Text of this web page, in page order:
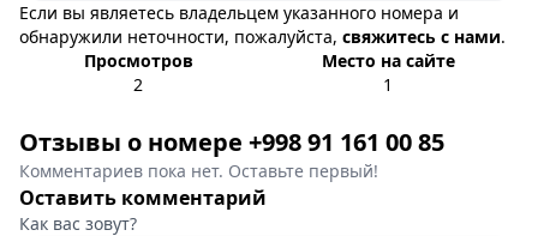
Если вы являетесь владельцем указанного номера и
обнаружили неточности, пожалуйста, свяжитесь с нами.
Просмотров
2
Место на сайте
1
Отзывы о номере +998 91 161 00 85
Комментариев пока нет. Оставьте первый!
Оставить комментарий
Как вас зовут?